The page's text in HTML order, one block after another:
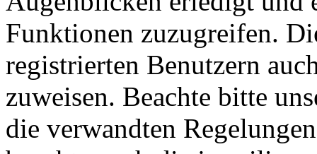
Funktionen zuzugreifen.
registrierten Benutzern
zuweisen. Beachte bitte
die verwandten